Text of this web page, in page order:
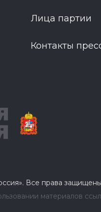
Лица партии
Контакты
Все права
материалов